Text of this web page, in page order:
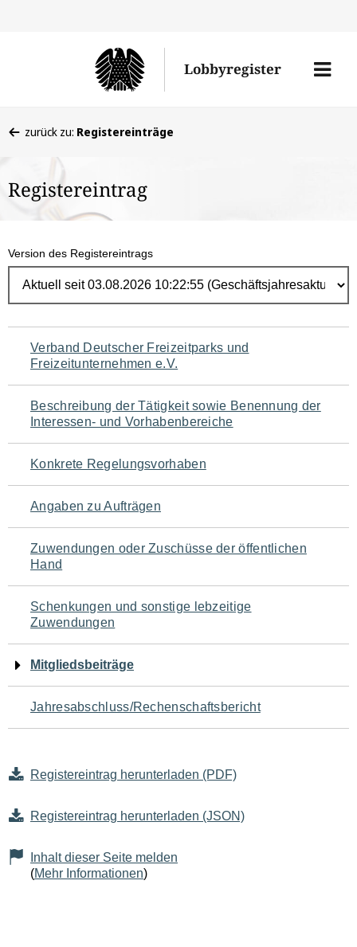
Lobbyregister
Menü
befinden
hier:
zurück zu: Registereinträge
Registereintrag
Version des Registereintrags
Navigation
für
den
Seiteninhalt
Verband Deutscher Freizeitparks und
Freizeitunternehmen e.V.
Beschreibung der Tätigkeit sowie Benennung der
Interessen- und Vorhabenbereiche
Konkrete Regelungsvorhaben
Angaben zu Aufträgen
Zuwendungen oder Zuschüsse der öffentlichen
Hand
Schenkungen und sonstige lebzeitige
Zuwendungen
Mitgliedsbeiträge
Jahresabschluss/Rechenschaftsbericht
Registereintrag herunterladen (PDF)
Registereintrag herunterladen (JSON)
Inhalt dieser Seite melden
(Mehr Informationen)